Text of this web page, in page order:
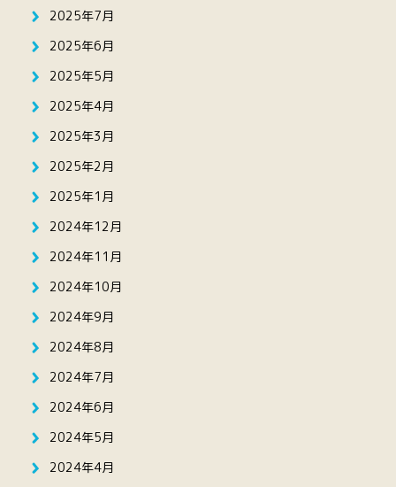
2025年7月
2025年6月
2025年5月
2025年4月
2025年3月
2025年2月
2025年1月
2024年12月
2024年11月
2024年10月
2024年9月
2024年8月
2024年7月
2024年6月
2024年5月
2024年4月